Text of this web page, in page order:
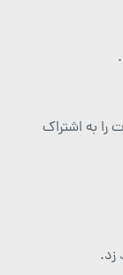
را به اشتراک